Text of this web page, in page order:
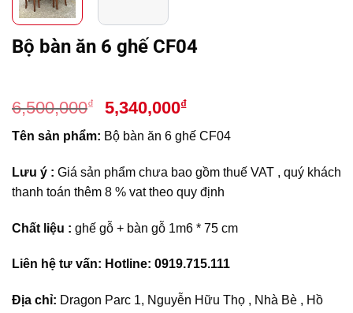
Bộ bàn ăn 6 ghế CF04
6,500,000₫
Giá
gốc
là:
6,500,000₫.
5,340,000₫Giá
hiện
tại
là:
5,340,000₫.
Tên sản phẩm: Bộ bàn ăn 6 ghế CF04
Lưu ý : Giá sản phẩm chưa bao gồm thuế VAT , quý khách
thanh toán thêm 8 % vat theo quy định
Chất liệu : ghế gỗ + bàn gỗ 1m6 * 75 cm
Liên hệ tư vấn: Hotline: 0919.715.111
Địa chỉ: Dragon Parc 1, Nguyễn Hữu Thọ , Nhà Bè , Hồ